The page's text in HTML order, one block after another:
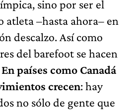
sino por ser el
–hasta ahora– en
descalzo. Así como
del barefoot se hacen
En países como Canadá
crecen: hay
no sólo de gente que